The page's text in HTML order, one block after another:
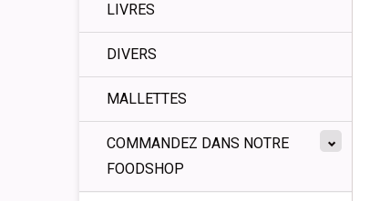
LIVRES
DIVERS
MALLETTES
COMMANDEZ DANS NOTRE
FOODSHOP